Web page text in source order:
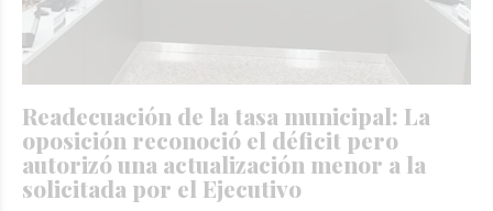
Readecuación de la tasa municipal: La
oposición reconoció el déficit pero
autorizó una actualización menor a la
solicitada por el Ejecutivo